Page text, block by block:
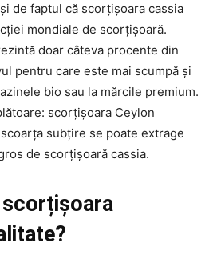
de faptul că scorțișoara cassia
mondiale de scorțișoară.
doar câteva procente din
pentru care este mai scumpă și
bio sau la mărcile premium.
scorțișoara Ceylon
subțire se poate extrage
de scorțișoară cassia.